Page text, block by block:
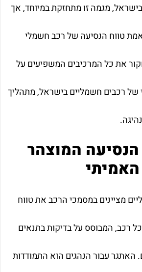
מגמה זו מתחזקת במיוחד, אך
טווח הנסיעה של רכב חשמלי
את כל המרכיבים המשפיעים על
של רכבים חשמליים בישראל, מתהליך
הנסיעה המוצהר
האמיתי
מציינים במסמכי הרכב את טווח
רכב, המבוסס על בדיקות בתנאים
האתגר עבור הנהגים הוא התמודדות